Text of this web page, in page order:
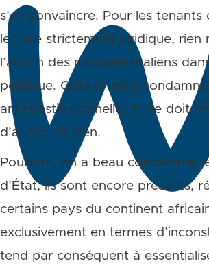
s’en convaincre. Pour les tenants
lecture strictement juridique, rien
l’action des militaires maliens
politique. Celle-ci est à
anticonstitutionnelle, et ne doit
d’aucun soutien.
Pourtant, on a beau condamner
d’État, ils sont encore présents,
certains pays du continent
exclusivement en termes
tend par conséquent à